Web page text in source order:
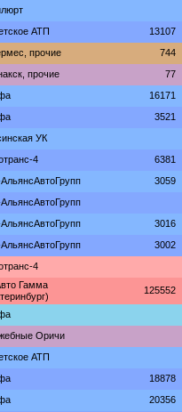
АТП 13107
прочие 744
прочие 77
16171
3521
УК
4 6381
3059
3016
3002
4
Гамма
125552
Оричи
АТП
18878
20356